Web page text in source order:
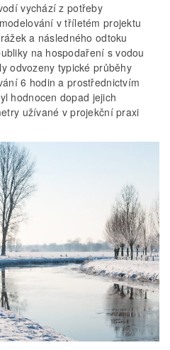
vychází z potřeby
v tříletém projektu
a následného odtoku
na hospodaření s vodou
odvozeny typické průběhy
6 hodin a prostřednictvím
hodnocen dopad jejich
užívané v projekční praxi